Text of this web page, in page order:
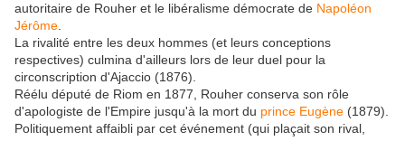
autoritaire de Rouher et le libéralisme démocrate de Napoléon
Jérôme
La rivalité entre les deux hommes (et leurs conceptions
respectives) culmina d'ailleurs lors de leur duel pour la
circonscription d'Ajaccio (1876).
Réélu député de Riom en 1877, Rouher conserva son rôle
d'apologiste de l'Empire jusqu'à la mort du prince Eugène (1879).
Politiquement affaibli par cet événement (qui plaçait son rival,